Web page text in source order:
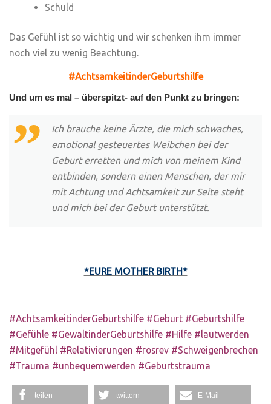
Schuld
Das Gefühl ist so wichtig und wir schenken ihm immer
noch viel zu wenig Beachtung.
#AchtsamkeitinderGeburtshilfe
Und um es mal – überspitzt- auf den Punkt zu bringen:
Ich brauche keine Ärzte, die mich schwaches,
emotional gesteuertes Weibchen bei der
Geburt erretten und mich von meinem Kind
entbinden, sondern einen Menschen, der mir
mit Achtung und Achtsamkeit zur Seite steht
und mich bei der Geburt unterstützt.
*EURE MOTHER BIRTH*
#AchtsamkeitinderGeburtshilfe #Geburt #Geburtshilfe
#Gefühle #GewaltinderGeburtshilfe #Hilfe #lautwerden
#Mitgefühl #Relativierungen #rosrev #Schweigenbrechen
#Trauma #unbequemwerden #Geburtstrauma
teilen twittern E-Mail